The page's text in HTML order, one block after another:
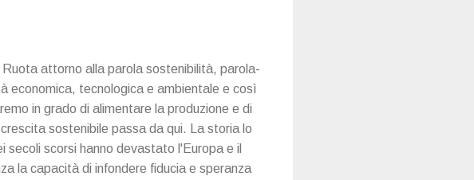
attorno alla parola sostenibilità, parola-
economica, tecnologica e ambientale e così
in grado di alimentare la produzione e di
sostenibile passa da qui. La storia lo
secoli scorsi hanno devastato l'Europa e il
la capacità di infondere fiducia e speranza